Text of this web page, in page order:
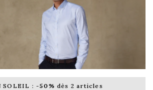
SOLEIL : -50% dès 2 articles